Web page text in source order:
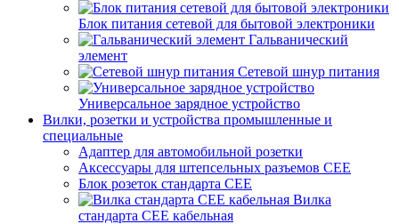
Блок питания сетевой для бытовой электроники
Гальванический
элемент
Сетевой шнур питания
Универсальное зарядное устройство
Вилки, розетки и устройства промышленные и
специальные
Адаптер для автомобильной розетки
Аксессуары для штепсельных разъемов CEE
Блок розеток стандарта CEE
Вилка
стандарта CEE кабельная